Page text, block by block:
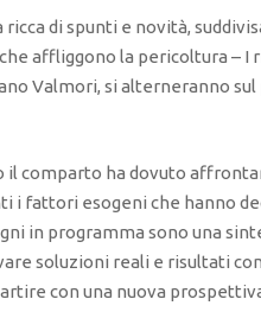
di spunti e novità,
affliggono la pericoltura – I
Valmori, si alterneranno
il comparto ha dovuto
i fattori esogeni che hanno
in programma sono una
soluzioni reali e risultati
con una nuova